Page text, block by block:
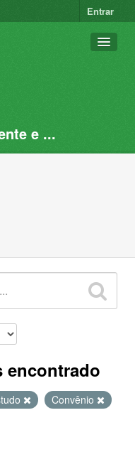
Entrar
e ...
encontrado
Convênio